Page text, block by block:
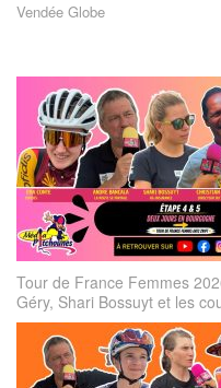
Vendée Globe
Tour de France Femmes
Géry, Shari Bossuyt et les